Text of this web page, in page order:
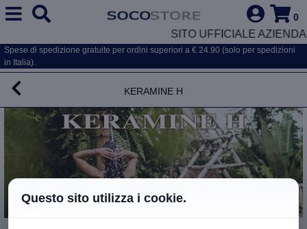
0
SITO UFFICIALE
Spese di spedizione gratuite per ordini superiori a € 24.90 (solo per spedizioni
in Italia).
Keramine H
Questo sito utilizza i cookie.